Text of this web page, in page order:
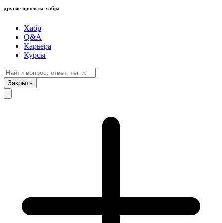
другие проекты хабра
Хабр
Q&A
Карьера
Курсы
Закрыть